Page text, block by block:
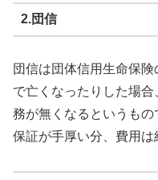
2.団信
団信は団体信用生命保
で亡くなったりした場
務が無くなるというもの
保証が手厚い分、費用は